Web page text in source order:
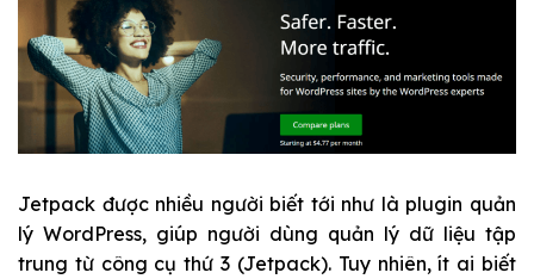
Jetpack được nhiều người biết tới như là plugin quản
lý WordPress, giúp người dùng quản lý dữ liệu tập
trung từ công cụ thứ 3 (Jetpack). Tuy nhiên, ít ai biết